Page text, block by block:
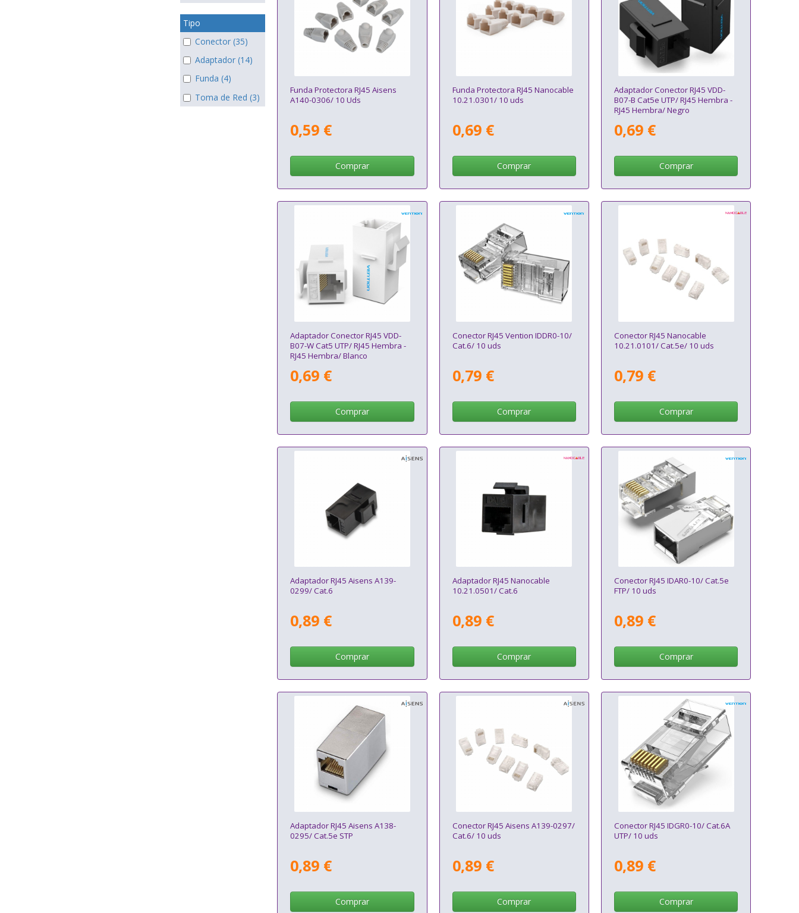
Tipo
Conector (35)
Adaptador (14)
Funda (4)
Toma de Red (3)
Funda Protectora RJ45 Aisens
A140-0306/ 10 Uds
0,59 €
Comprar
Funda Protectora RJ45 Nanocable
10.21.0301/ 10 uds
0,69 €
Comprar
Adaptador Conector RJ45 VDD-
B07-B Cat5e UTP/ RJ45 Hembra -
RJ45 Hembra/ Negro
0,69 €
Comprar
Adaptador Conector RJ45 VDD-
B07-W Cat5 UTP/ RJ45 Hembra -
RJ45 Hembra/ Blanco
0,69 €
Comprar
Conector RJ45 Vention IDDR0-10/
Cat.6/ 10 uds
0,79 €
Comprar
Conector RJ45 Nanocable
10.21.0101/ Cat.5e/ 10 uds
0,79 €
Comprar
Adaptador RJ45 Aisens A139-
0299/ Cat.6
0,89 €
Comprar
Adaptador RJ45 Nanocable
10.21.0501/ Cat.6
0,89 €
Comprar
Conector RJ45 IDAR0-10/ Cat.5e
FTP/ 10 uds
0,89 €
Comprar
Adaptador RJ45 Aisens A138-
0295/ Cat.5e STP
0,89 €
Comprar
Conector RJ45 Aisens A139-0297/
Cat.6/ 10 uds
0,89 €
Comprar
Conector RJ45 IDGR0-10/ Cat.6A
UTP/ 10 uds
0,89 €
Comprar